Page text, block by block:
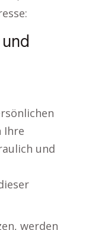
Ihre
und
werden